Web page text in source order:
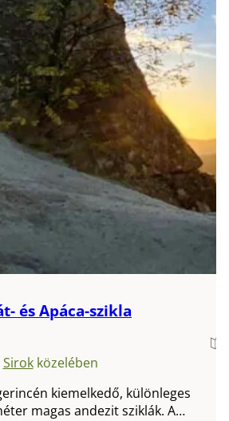
és Apáca-szikla
Sirokközelében
kiemelkedő, különleges
magas andezit sziklák. A…